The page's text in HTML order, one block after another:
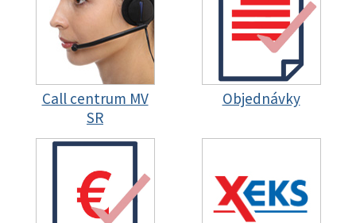
Call centrum MV
SR
Objednávky